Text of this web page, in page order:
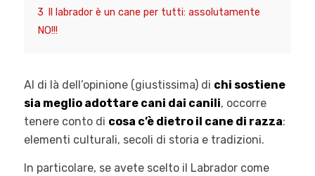
3 Il labrador è un cane per tutti: assolutamente
NO!!!
Al di là dell’opinione (giustissima) di chi sostiene
sia meglio adottare cani dai canili, occorre
tenere conto di cosa c’è dietro il cane di razza:
elementi culturali, secoli di storia e tradizioni.
In particolare, se avete scelto il Labrador come